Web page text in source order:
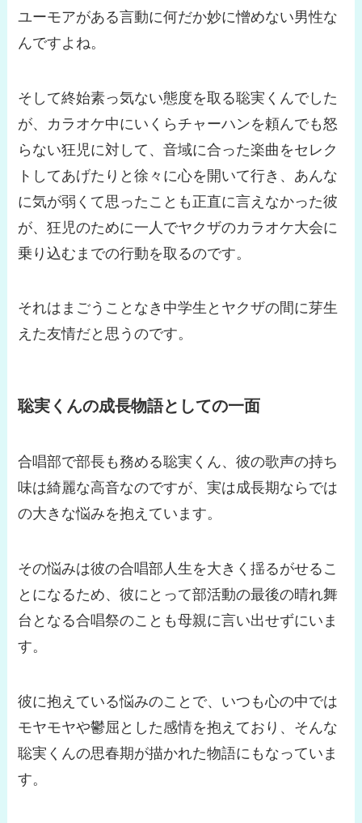
ユーモアがある言動に何だか妙に憎めない男性な
んですよね。
そして終始素っ気ない態度を取る聡実くんでした
が、カラオケ中にいくらチャーハンを頼んでも怒
らない狂児に対して、音域に合った楽曲をセレク
トしてあげたりと徐々に心を開いて行き、あんな
に気が弱くて思ったことも正直に言えなかった彼
が、狂児のために一人でヤクザのカラオケ大会に
乗り込むまでの行動を取るのです。
それはまごうことなき中学生とヤクザの間に芽生
えた友情だと思うのです。
聡実くんの成長物語としての一面
合唱部で部長も務める聡実くん、彼の歌声の持ち
味は綺麗な高音なのですが、実は成長期ならでは
の大きな悩みを抱えています。
その悩みは彼の合唱部人生を大きく揺るがせるこ
とになるため、彼にとって部活動の最後の晴れ舞
台となる合唱祭のことも母親に言い出せずにいま
す。
彼に抱えている悩みのことで、いつも心の中では
モヤモヤや鬱屈とした感情を抱えており、そんな
聡実くんの思春期が描かれた物語にもなっていま
す。